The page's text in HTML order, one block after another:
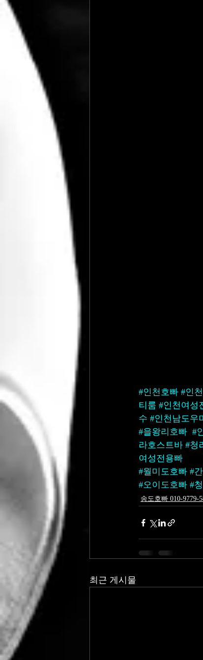
#인천호빠 #인
티룸 #인천여성
수 #인천남도우미
#을왕리호빠 #
라호스트바 #청
여성전용빠
#월미도호빠 #
#오이도호빠 #
송도호빠 010-9779-
최근 게시물